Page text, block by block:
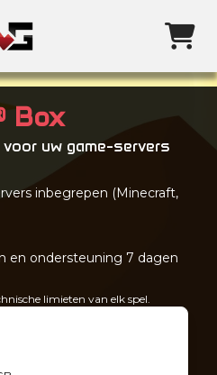
Box
uw game-servers
inbegrepen (Minecraft,
en ondersteuning 7 dagen
limieten van elk spel.